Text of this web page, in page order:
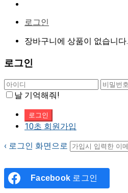
로그인
장바구니에 상품이 없습니다.
로그인
날 기억해줘!
10초 회원가입
‹ 로그인 화면으로
Facebook 로그인